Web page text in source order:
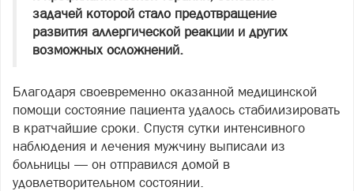
задачей которой стало предотвращение
развития аллергической реакции и других
возможных осложнений.
Благодаря своевременно оказанной медицинской
помощи состояние пациента удалось стабилизировать
в кратчайшие сроки. Спустя сутки интенсивного
наблюдения и лечения мужчину выписали из
больницы — он отправился домой в
удовлетворительном состоянии.